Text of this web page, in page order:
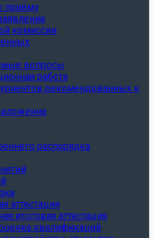
приёму
комиссии
вопросы
работа
рекомендованных к
распорядка
аттестация
итоговая аттестация
квалификаций